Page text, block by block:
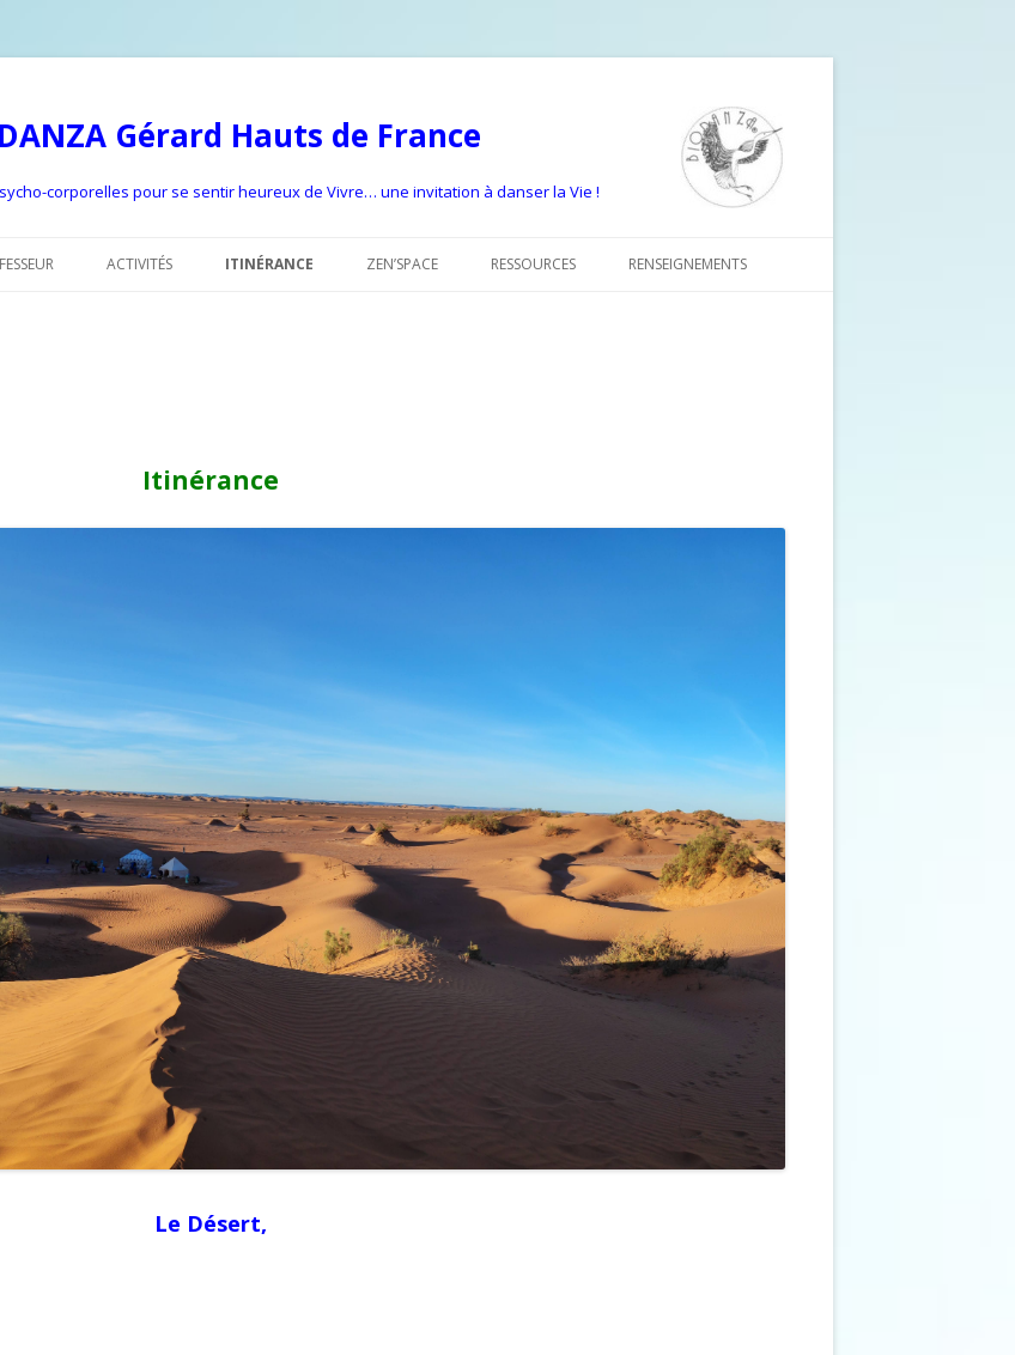
Gérard Hauts de France
corporelles pour se sentir heureux de Vivre… une invitation à danser la Vie !
au
ACTIVITÉS
STAGE VIVRE LA FLUIDITÉ ET
ITINÉRANCE ZEN’SPACE RESSOURCES
LE SOLEIL NOTRE ETOILE
LIENS
PLAN DU SITE
RENSEIGNEMENTS
Itinérance
Le Désert,